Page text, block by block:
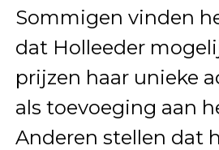
Sommigen vinden
dat Holleeder
prijzen haar unieke
als toevoeging aan
Anderen stellen dat